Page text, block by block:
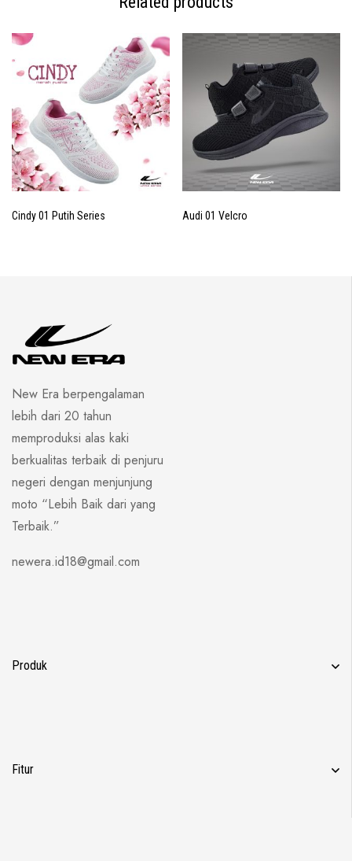
Cindy 01 Putih Series Audi 01 Velcro
New Era berpengalaman
lebih dari 20 tahun
memproduksi alas kaki
berkualitas terbaik di penjuru
negeri dengan menjunjung
moto “Lebih Baik dari yang
Terbaik.”
newera.id18@gmail.com
Produk
Fitur